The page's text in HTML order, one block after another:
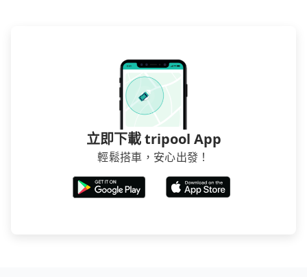
介意多花一點錢省下這些瑣碎的事，台灣本土的AsiaYo
或者國際Airbnb都值得推薦。
立即下載 tripool App
輕鬆搭車，安心出發！